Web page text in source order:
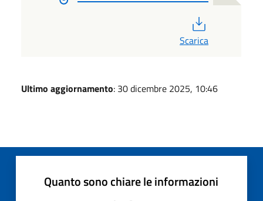
Scarica
Ultimo aggiornamento: 30 dicembre 2025, 10:46
Quanto sono chiare le informazioni